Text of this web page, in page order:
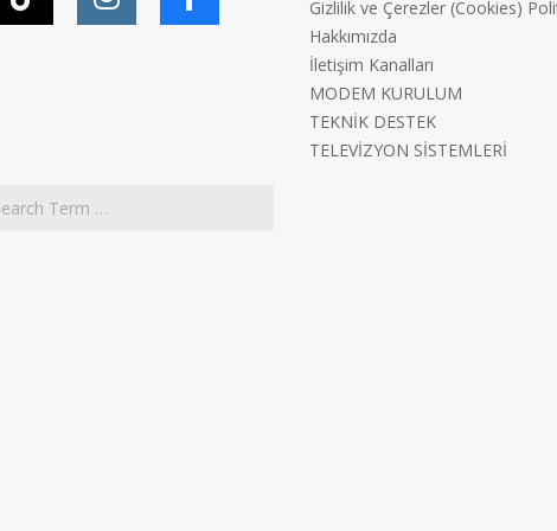
Gizlilik ve Çerezler (Cookies)
Hakkımızda
İletişim Kanalları
MODEM KURULUM
TEKNİK DESTEK
TELEVİZYON SİSTEMLERİ